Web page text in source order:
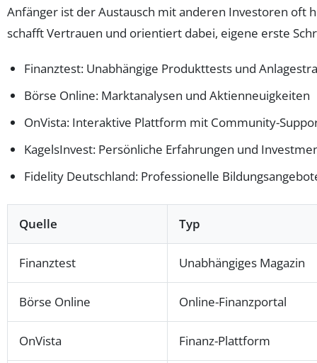
Anfänger ist der Austausch mit anderen Investoren oft
schafft Vertrauen und orientiert dabei, eigene erste
Finanztest: Unabhängige Produkttests und
Börse Online: Marktanalysen und Aktienneuigkeiten
OnVista: Interaktive Plattform mit Community-
KagelsInvest: Persönliche Erfahrungen und
Fidelity Deutschland: Professionelle
Quelle Typ
Finanztest Unabhängiges Magazin
Börse Online Online-Finanzportal
OnVista Finanz-Plattform